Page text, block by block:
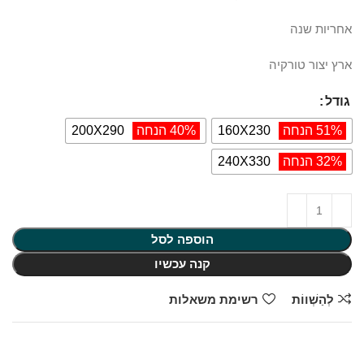
אחריות שנה
ארץ יצור טורקיה
גודל
160X230 51% הנחה 200X290 40% הנחה
240X330 32% הנחה
הוספה לסל
קנה עכשיו
לְהַשְׁווֹת רשימת משאלות